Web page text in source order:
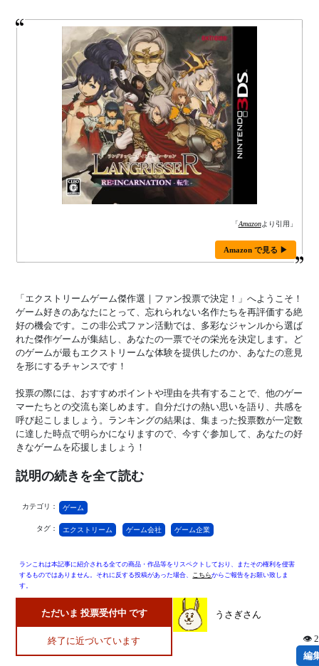
「Amazonより引用」
Amazon で見る ▶
「エクストリームゲーム傑作選｜ファン投票で決定！」へようこそ！
ゲーム好きのあなたにとって、忘れられない名作たちを再評価する絶
好の機会です。この非公式ファン活動では、多彩なジャンルから選ば
れた傑作ゲームが集結し、あなたの一票でその栄光を決定します。ど
のゲームが最もエクストリームな体験を提供したのか、あなたの意見
を形にするチャンスです！
投票の際には、おすすめポイントや理由を共有することで、他のゲー
マーたちとの交流も楽しめます。自分だけの熱い思いを語り、共感を
呼び起こしましょう。ランキングの結果は、集まった投票数が一定数
に達した時点で明らかになりますので、今すぐ参加して、あなたの好
きなゲームを応援しましょう！
説明の続きを全て読む
カテゴリ： ゲーム
タグ： エクストリーム ゲーム会社 ゲーム企業
ランこれは本記事に紹介される全ての商品・作品等をリスペクトしており、またその権利を侵害
するものではありません。それに反する投稿があった場合、 こちらからご報告をお願い致しま
す。
ただいま 投票受付中 です
終了に近づいています
うさぎさん
👁
編